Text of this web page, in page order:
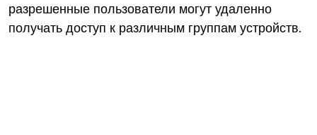
разрешенные пользователи могут удаленно
получать доступ к различным группам устройств.